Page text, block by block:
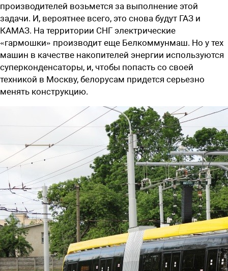
производителей возьмется за выполнение этой
задачи. И, вероятнее всего, это снова будут ГАЗ и
КАМАЗ. На территории СНГ электрические
«гармошки» производит еще Белкоммунмаш. Но у тех
машин в качестве накопителей энергии используются
суперконденсаторы, и, чтобы попасть со своей
техникой в Москву, белорусам придется серьезно
менять конструкцию.